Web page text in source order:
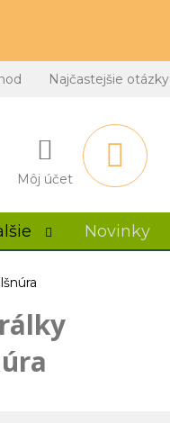
Najčastejšie otázky
Môj účet
Novinky